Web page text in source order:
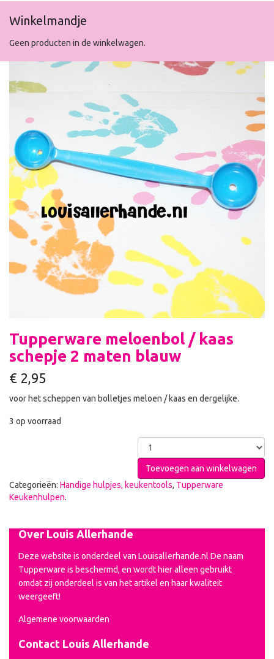
Winkelmandje
Geen producten in de winkelwagen.
Tupperware meloenbol / kaas
schepje 2 maten blauw
€ 2,95
voor het scheppen van bolletjes meloen / kaas en dergelijke.
3 op voorraad
Toevoegen aan winkelwagen
Categorieën: Handige hulpjes, keukentools, Tupperware
Keukenhulpen.
Over Louis Allerhande
Deze website is onderdeel van Louisallerhande.nl De naam
Tupperware is beschermd, en wordt hier alleen gebruikt
omdat zij onderdeel is van het artikel en haar kwaliteit
weergeeft!
Algemene voorwaarden
Contact Louis Allerhande